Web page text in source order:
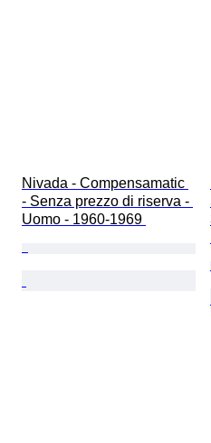
Nivada - Compensamatic
- Senza prezzo di riserva -
Uomo - 1960-1969